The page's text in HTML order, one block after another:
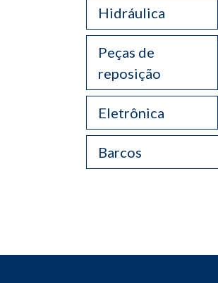
Hidráulica
Peças de
reposição
Eletrônica
Barcos